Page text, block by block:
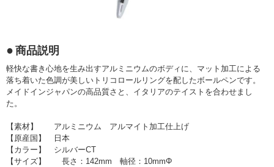
商品説明
軽快な書き心地を生み出すアルミニウムのボディに、マット加工による
落ち着いた色調が美しいトリコロールリングを配したボールペンです。
メイドインジャパンの高品質さと、イタリアのテイストを合わせまし
た。
【素材】 アルミニウム アルマイト加工仕上げ
【原産国】 日本
【カラー】 シルバーCT
【サイズ】 長さ：142mm 軸径：10mmΦ